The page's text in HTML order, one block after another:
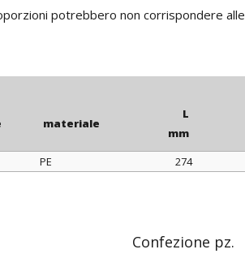
potrebbero non corrispondere alle
materiale
L
mm
PE 274
Confezione pz.